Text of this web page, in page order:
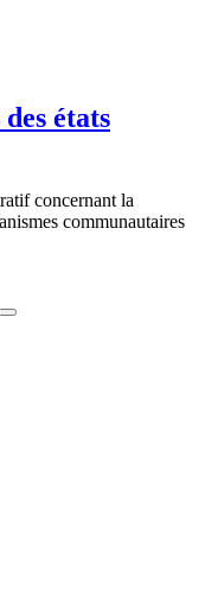
états
concernant la
communautaires